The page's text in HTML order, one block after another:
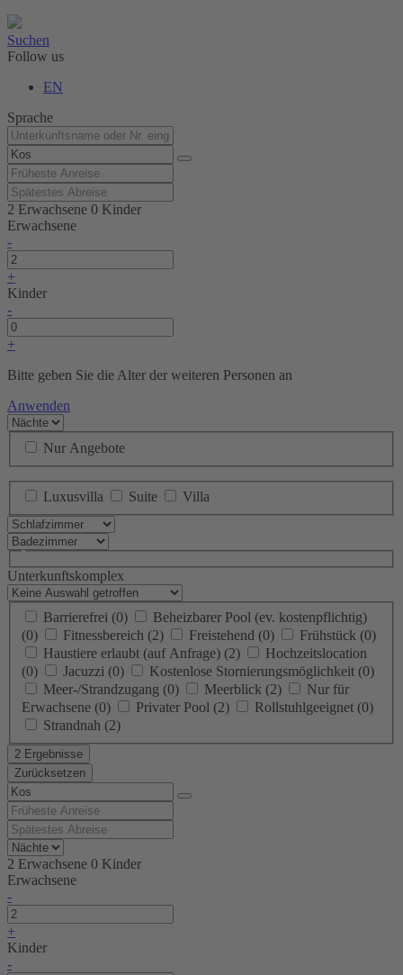
Suchen
Follow us
EN
Sprache
2 Erwachsene 0 Kinder
Erwachsene
-
+
Kinder
-
+
Bitte geben Sie die Alter der weiteren Personen an
Anwenden
Nur Angebote
Luxusvilla Suite Villa
Unterkunftskomplex
Barrierefrei (0)
Beheizbarer Pool (ev. kostenpflichtig)
(0)
Fitnessbereich (2) Freistehend (0) Frühstück (0)
Haustiere erlaubt (auf Anfrage) (2)
Hochzeitslocation
(0)
Jacuzzi (0) Kostenlose Stornierungsmöglichkeit (0)
Meer-/Strandzugang (0) Meerblick (2)
Nur für
Erwachsene (0) Privater Pool (2) Rollstuhlgeeignet (0)
Strandnah (2)
2 Ergebnisse
Zurücksetzen
2 Erwachsene 0 Kinder
Erwachsene
-
+
Kinder
-